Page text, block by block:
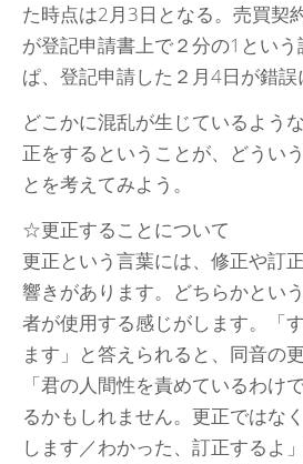
た時点は2月3日となる。売買契
が登記申請書上で２分の1とい
ぱ、登記申請した２月4日が錯誤
どこかに混乱が生じているよう
正をするということが、どうい
とを考えてみよう。
☆更正することについて
更正という言葉には、修正や訂
響きがあります。どちらかとい
者が使用する感じがします。「
ます」と答えられると、同音の
「君の人間性を責めているわけ
るかもしれません。更正ではな
します／わかった、訂正するよ